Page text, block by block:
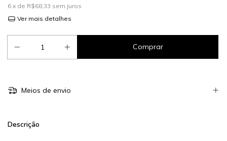
6 x de R$68,33 sem juros
Ver mais detalhes
Meios de envio
Descrição